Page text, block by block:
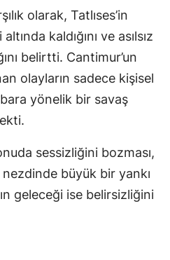
olarak, Tatlıses’in
kaldığını ve asılsız
belirtti. Cantimur’un
olayların sadece kişisel
yönelik bir savaş
sessizliğini bozması,
büyük bir yankı
geleceği ise belirsizliğini